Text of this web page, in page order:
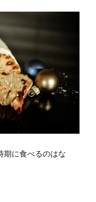
期に食べるのはな